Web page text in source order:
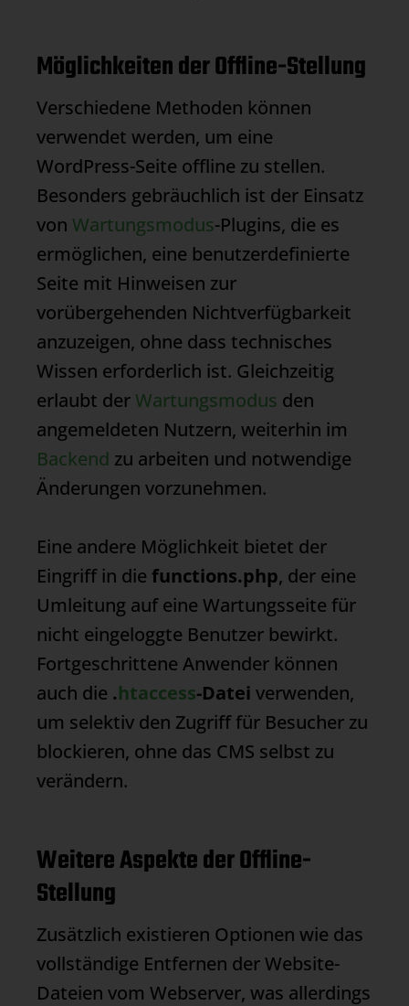
Möglichkeiten der Offline-Stellung
Verschiedene Methoden können
verwendet werden, um eine
WordPress-Seite offline zu stellen.
Besonders gebräuchlich ist der Einsatz
von Wartungsmodus-Plugins, die es
ermöglichen, eine benutzerdefinierte
Seite mit Hinweisen zur
vorübergehenden Nichtverfügbarkeit
anzuzeigen, ohne dass technisches
Wissen erforderlich ist. Gleichzeitig
erlaubt derWartungsmodus den
angemeldeten Nutzern, weiterhin im
Backend zu arbeiten und notwendige
Änderungen vorzunehmen.
Eine andere Möglichkeit bietet der
Eingriff in die functions.php, der eine
Umleitung auf eine Wartungsseite für
nicht eingeloggte Benutzer bewirkt.
Fortgeschrittene Anwender können
auch die .htaccess-Datei verwenden,
um selektiv den Zugriff für Besucher zu
blockieren, ohne das CMS selbst zu
verändern.
Weitere Aspekte der Offline-
Stellung
Zusätzlich existieren Optionen wie das
vollständige Entfernen der Website-
Dateien vom Webserver, was allerdings